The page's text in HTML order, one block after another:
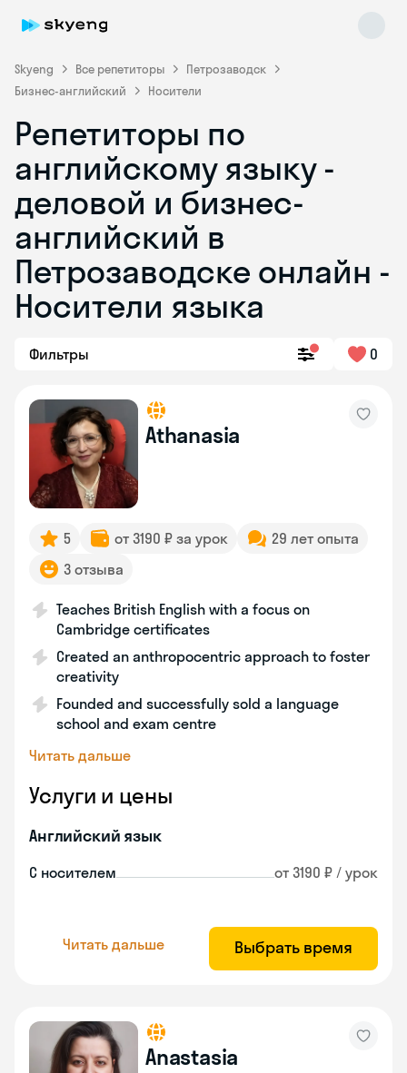
Skyeng Все репетиторы
Петрозаводск
Бизнес-английский
Носители
Репетиторы по
английскому языку -
деловой и бизнес-
английский в
Петрозаводске онлайн -
Носители языка
Фильтры 0
Athanasia
5 от 3190 ₽ за урок
29 лет опыта
3 отзыва
Teaches British English with a focus on
Cambridge certificates
Created an anthropocentric approach to foster
creativity
Founded and successfully sold a language
school and exam centre
Читать дальше
Услуги и цены
Английский язык
С носителем от 3190 ₽ / урок
Читать дальше Выбрать время
Anastasia
Skyeng Chat